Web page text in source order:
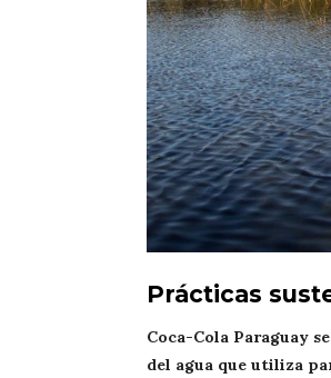
Prácticas
Coca-Cola Paraguay
del agua que utiliza